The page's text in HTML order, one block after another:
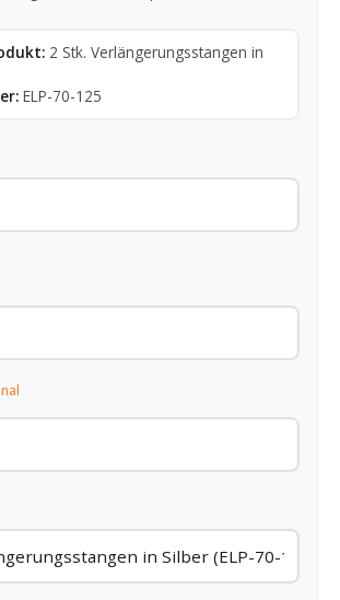
2 Stk. Verlängerungsstangen in
ELP-70-125